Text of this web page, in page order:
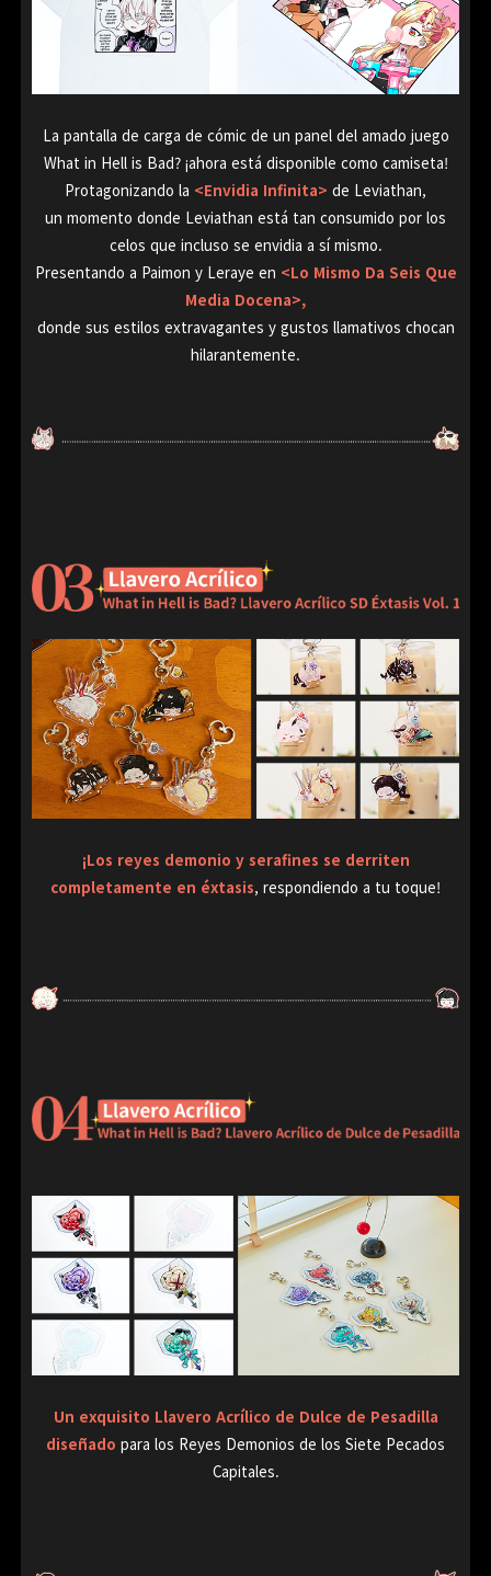
La pantalla de carga de cómic de un panel del amado juego
What in Hell is Bad? ¡ahora está disponible como camiseta!
Protagonizando la <Envidia Infinita> de Leviathan,
un momento donde Leviathan está tan consumido por los
celos que incluso se envidia a sí mismo.
Presentando a Paimon y Leraye en <Lo Mismo Da Seis Que
Media Docena>,
donde sus estilos extravagantes y gustos llamativos chocan
hilarantemente.
¡Los reyes demonio y serafines se derriten
completamente en éxtasis, respondiendo a tu toque!
Un exquisito Llavero Acrílico de Dulce de Pesadilla
diseñado para los Reyes Demonios de los Siete Pecados
Capitales.